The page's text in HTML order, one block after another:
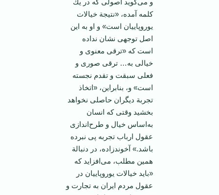
و می‌گوید اصولی‌ كه‌ در یك‌
كلمه‌ آمده‌، «نتیجة‌ خیالات‌
یوروپاییان‌ است‌» و او به‌ این‌
اصل‌ توجهی‌ نشان‌ نداده‌
است‌ كه ‌«ترقی‌ معنوی‌ و
خیالی‌ به‌… ترقی‌ صوری‌ و
فعلی‌ سبقت‌ و تقدم‌ نجسته‌
است‌» و، بنابراین‌، «اتخاذ
تجربة‌ دیگران‌ حاصلی‌ نخواهد
بخشید وقتی‌ كه‌ انسان‌
به‌اساس‌ خیال‌ و طرح‌اندازی‌
عقول‌ ارباب‌ تجربه‌ پی‌ نبرده‌
باشد.» آخوندزاده‌، در دنبالة‌
همین‌ مطلب‌، می‌افزاید كه‌
«باید خیالات‌ یوروپاییان‌ در
عقول‌ مردم ‌ایران‌ به‌ تجارت‌ و